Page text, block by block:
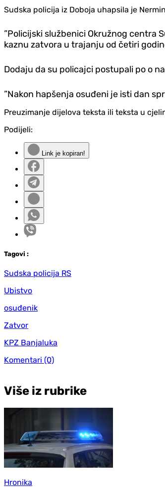
Sudska policija iz Doboja uhapsila je
”Policijski službenici Okružnog centra
kaznu zatvora u trajanju od četiri
Dodaju da su policajci postupali po o
”Nakon hapšenja osuđeni je isti dan
Preuzimanje dijelova teksta ili teksta u
Podijeli:
Link je kopiran!
Tagovi :
Sudska policija RS
Ubistvo
osuđenik
Zatvor
KPZ Banjaluka
Komentari (0)
Više iz rubrike
Hronika